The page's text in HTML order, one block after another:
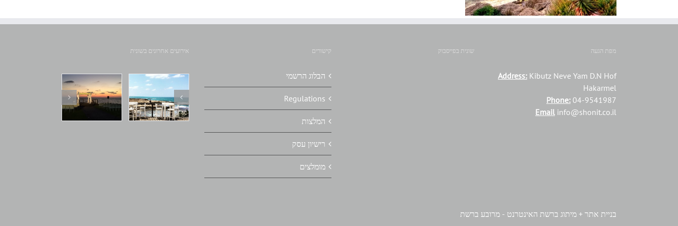
מפת הגעה
Address: Kibutz Neve Yam D.N Hof
Hakarmel
Phone: 04-9541987
Email info@shonit.co.il
שונית בפייסבוק קישורים
הבלוג הרשמי
Regulations
המלצות
רישיון עסק
מומלצים
אירועים אחרונים בשונית
בניית אתר + מיתוג ברשת האינטרנט - מרובע ברשת